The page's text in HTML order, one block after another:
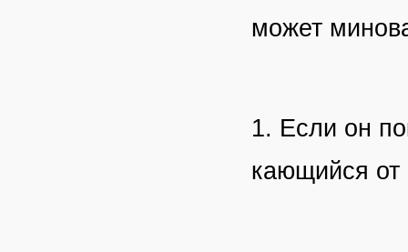
может
1. Если он
кающийся от